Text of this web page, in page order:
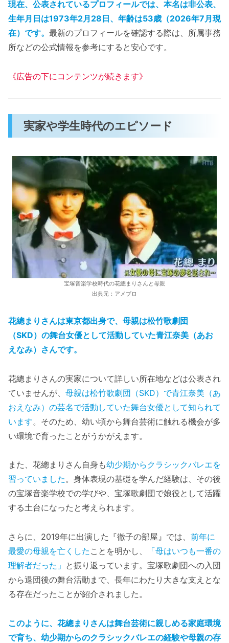
現在、公表されているプロフィールでは、本名は非公表、
生年月日は1973年2月28日、年齢は53歳（2026年7月現
在）です。 最新のプロフィールを確認する際は、所属事務
所などの公式情報を参考にすると安心です。
《広告の下にコンテンツが続きます》
実家や学生時代のエピソード
宝塚音楽学校時代の花總まりさんと母親
出典元：アメブロ
花總まりさんは東京都出身で、母親は松竹歌劇団
（SKD）の舞台女優として活動していた青江奈美（あお
えなみ）さんです。
花總まりさんの実家について詳しい所在地などは公表され
ていませんが、 母親は松竹歌劇団（SKD）で青江奈美（あ
おえなみ）の芸名で活動していた舞台女優として知られて
います。そのため、幼い頃から舞台芸術に触れる機会が多
い環境で育ったことがうかがえます。
また、花總まりさん自身も幼少期からクラシックバレエを
習っていました。身体表現の基礎を学んだ経験は、その後
の宝塚音楽学校での学びや、宝塚歌劇団で娘役として活躍
する土台になったと考えられます。
さらに、2019年に出演した『徹子の部屋』では、 前年に
最愛の母親を亡くした ことを明かし、
「母はいつも一番の
理解者だった」 と振り返っています。宝塚歌劇団への入団
から退団後の舞台活動まで、長年にわたり大きな支えとな
る存在だったことが紹介されました。
このように、花總まりさんは舞台芸術に親しめる家庭環境
で育ち、幼少期からのクラシックバレエの経験や母親の存